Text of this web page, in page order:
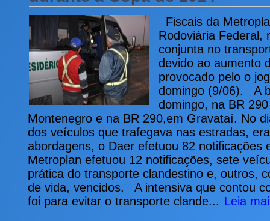
Fiscais da
Rodoviária Federal,
conjunta no
devido ao aumento
provocado pelo o
domingo (9/06). A
domingo, na BR
Montenegro e na BR 290,em Gravataí. No
dos veículos que trafegava nas estradas,
abordagens, o Daer efetuou 82 notificações
Metroplan efetuou 12 notificações, sete
prática do transporte clandestino e, outros,
de vida, vencidos. A intensiva que contou
foi para evitar o transporte clande... Leia